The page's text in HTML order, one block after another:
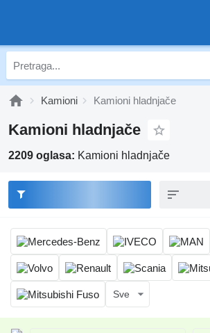
Kamioni Kamioni hladnjače
Kamioni hladnjače
2209 oglasa: Kamioni hladnjače
Sve